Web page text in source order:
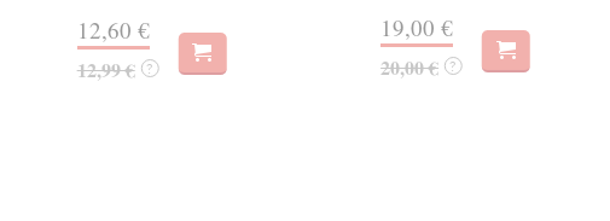
12,60 €
12,99 € ?
19,00 €
20,00 € ?